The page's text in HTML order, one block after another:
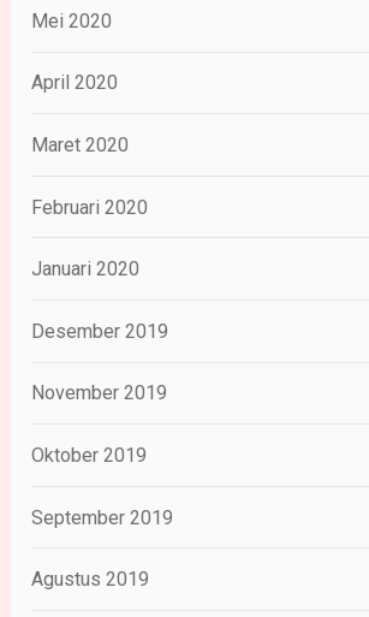
Mei 2020
April 2020
Maret 2020
Februari 2020
Januari 2020
Desember 2019
November 2019
Oktober 2019
September 2019
Agustus 2019